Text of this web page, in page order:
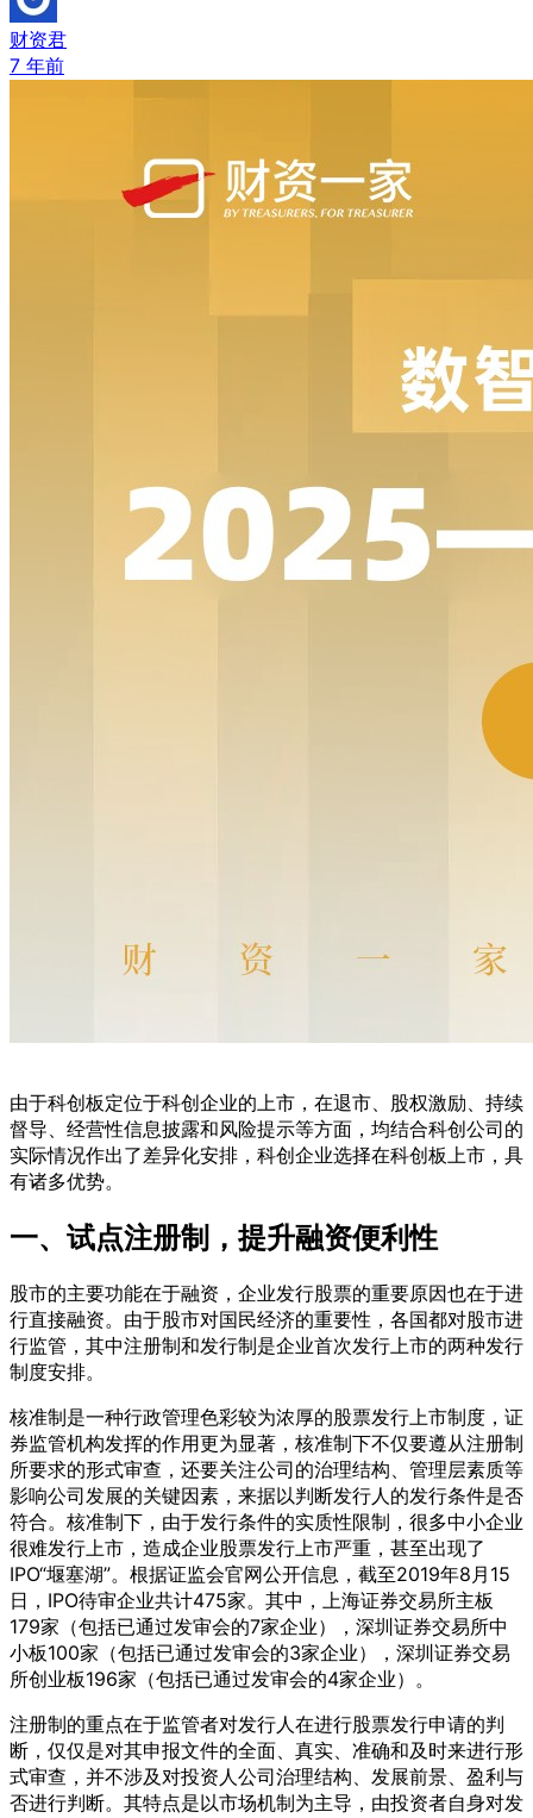
财资君
7 年前
由于科创板定位于科创企业的上市，在退市、股权激励、持续
督导、经营性信息披露和风险提示等方面，均结合科创公司的
实际情况作出了差异化安排，科创企业选择在科创板上市，具
有诸多优势。
一、试点注册制，提升融资便利性
股市的主要功能在于融资，企业发行股票的重要原因也在于进
行直接融资。由于股市对国民经济的重要性，各国都对股市进
行监管，其中注册制和发行制是企业首次发行上市的两种发行
制度安排。
核准制是一种行政管理色彩较为浓厚的股票发行上市制度，证
券监管机构发挥的作用更为显著，核准制下不仅要遵从注册制
所要求的形式审查，还要关注公司的治理结构、管理层素质等
影响公司发展的关键因素，来据以判断发行人的发行条件是否
符合。核准制下，由于发行条件的实质性限制，很多中小企业
很难发行上市，造成企业股票发行上市严重，甚至出现了
IPO“堰塞湖”。根据证监会官网公开信息，截至2019年8月15
日，IPO待审企业共计475家。其中，上海证券交易所主板
179家（包括已通过发审会的7家企业），深圳证券交易所中
小板100家（包括已通过发审会的3家企业），深圳证券交易
所创业板196家（包括已通过发审会的4家企业）。
注册制的重点在于监管者对发行人在进行股票发行申请的判
断，仅仅是对其申报文件的全面、真实、准确和及时来进行形
式审查，并不涉及对投资人公司治理结构、发展前景、盈利与
否进行判断。其特点是以市场机制为主导，由投资者自身对发